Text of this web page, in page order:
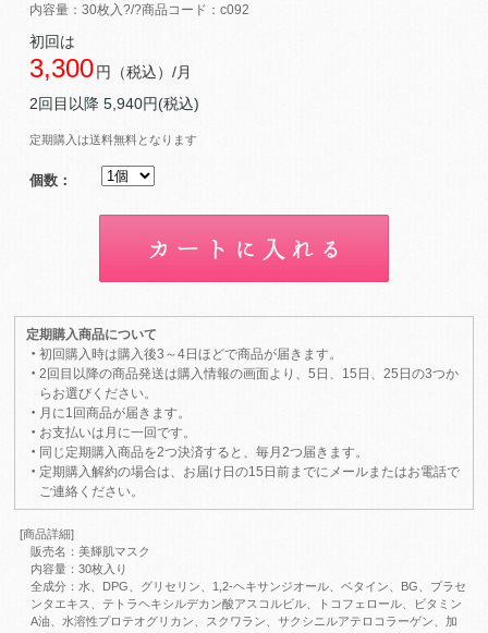
内容量：30枚入?/?商品コード：c092
初回は
3,300円（税込）/月
2回目以降 5,940円(税込)
定期購入は送料無料となります
個数：
定期購入商品について
初回購入時は購入後3～4日ほどで商品が届きます。
2回目以降の商品発送は購入情報の画面より、5日、15日、25日の3つか
らお選びください。
月に1回商品が届きます。
お支払いは月に一回です。
同じ定期購入商品を2つ決済すると、毎月2つ届きます。
定期購入解約の場合は、お届け日の15日前までにメールまたはお電話で
ご連絡ください。
[商品詳細]
販売名：美輝肌マスク
内容量：30枚入り
全成分：水、DPG、グリセリン、1,2-ヘキサンジオール、ベタイン、BG、プラセ
ンタエキス、テトラヘキシルデカン酸アスコルビル、トコフェロール、ビタミン
A油、水溶性プロテオグリカン、スクワラン、サクシニルアテロコラーゲン、加